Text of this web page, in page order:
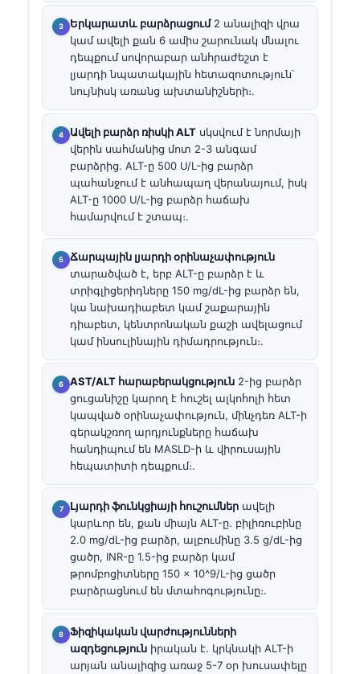
Երկարատև բարձրացում2 անալիզի վրա
կամ ավելի քան 6 ամիս շարունակ մնալու
դեպքում սովորաբար անհրաժեշտ է
լյարդի նպատակային հետազոտություն՝
նույնիսկ առանց ախտանիշների։.
Ավելի բարձր ռիսկի ALT սկսվում է նորմայի
վերին սահմանից մոտ 2-3 անգամ
բարձրից. ALT-ը 500 U/L-ից բարձր
պահանջում է անհապաղ վերանայում, իսկ
ALT-ը 1000 U/L-ից բարձր հաճախ
համարվում է շտապ։.
Ճարպային լյարդի օրինաչափություն
տարածված է, երբ ALT-ը բարձր է և
տրիգլիցերիդները 150 mg/dL-ից բարձր են,
կա նախադիաբետ կամ շաքարային
դիաբետ, կենտրոնական քաշի ավելացում
կամ ինսուլինային դիմադրություն։.
AST/ALT հարաբերակցություն 2-ից բարձր
ցուցանիշը կարող է հուշել ալկոհոլի հետ
կապված օրինաչափություն, մինչդեռ ALT-ի
գերակշռող արդյունքները հաճախ
հանդիպում են MASLD-ի և վիրուսային
հեպատիտի դեպքում։.
Լյարդի ֆունկցիայի հուշումներ ավելի
կարևոր են, քան միայն ALT-ը. բիլիռուբինը
2.0 mg/dL-ից բարձր, ալբումինը 3.5 g/dL-ից
ցածր, INR-ը 1.5-ից բարձր կամ
թրոմբոցիտները 150 × 10^9/L-ից ցածր
բարձրացնում են մտահոգությունը։.
Ֆիզիկական վարժությունների
ազդեցություն իրական է. կրկնակի ALT-ի
արյան անալիզից առաջ 5-7 օր խուսափելը